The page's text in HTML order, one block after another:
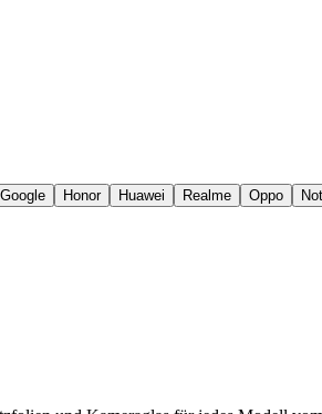
Google Honor Huawei Realme Oppo